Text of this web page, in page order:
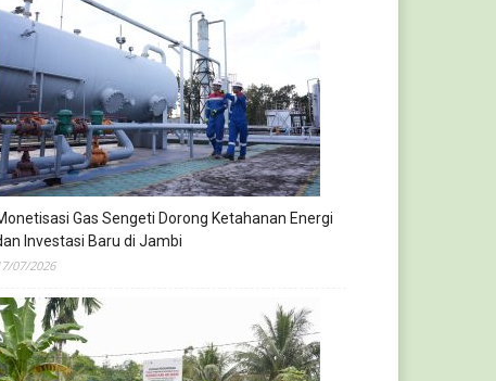
Gas Sengeti Dorong Ketahanan Energi
Investasi Baru di Jambi
07/2026